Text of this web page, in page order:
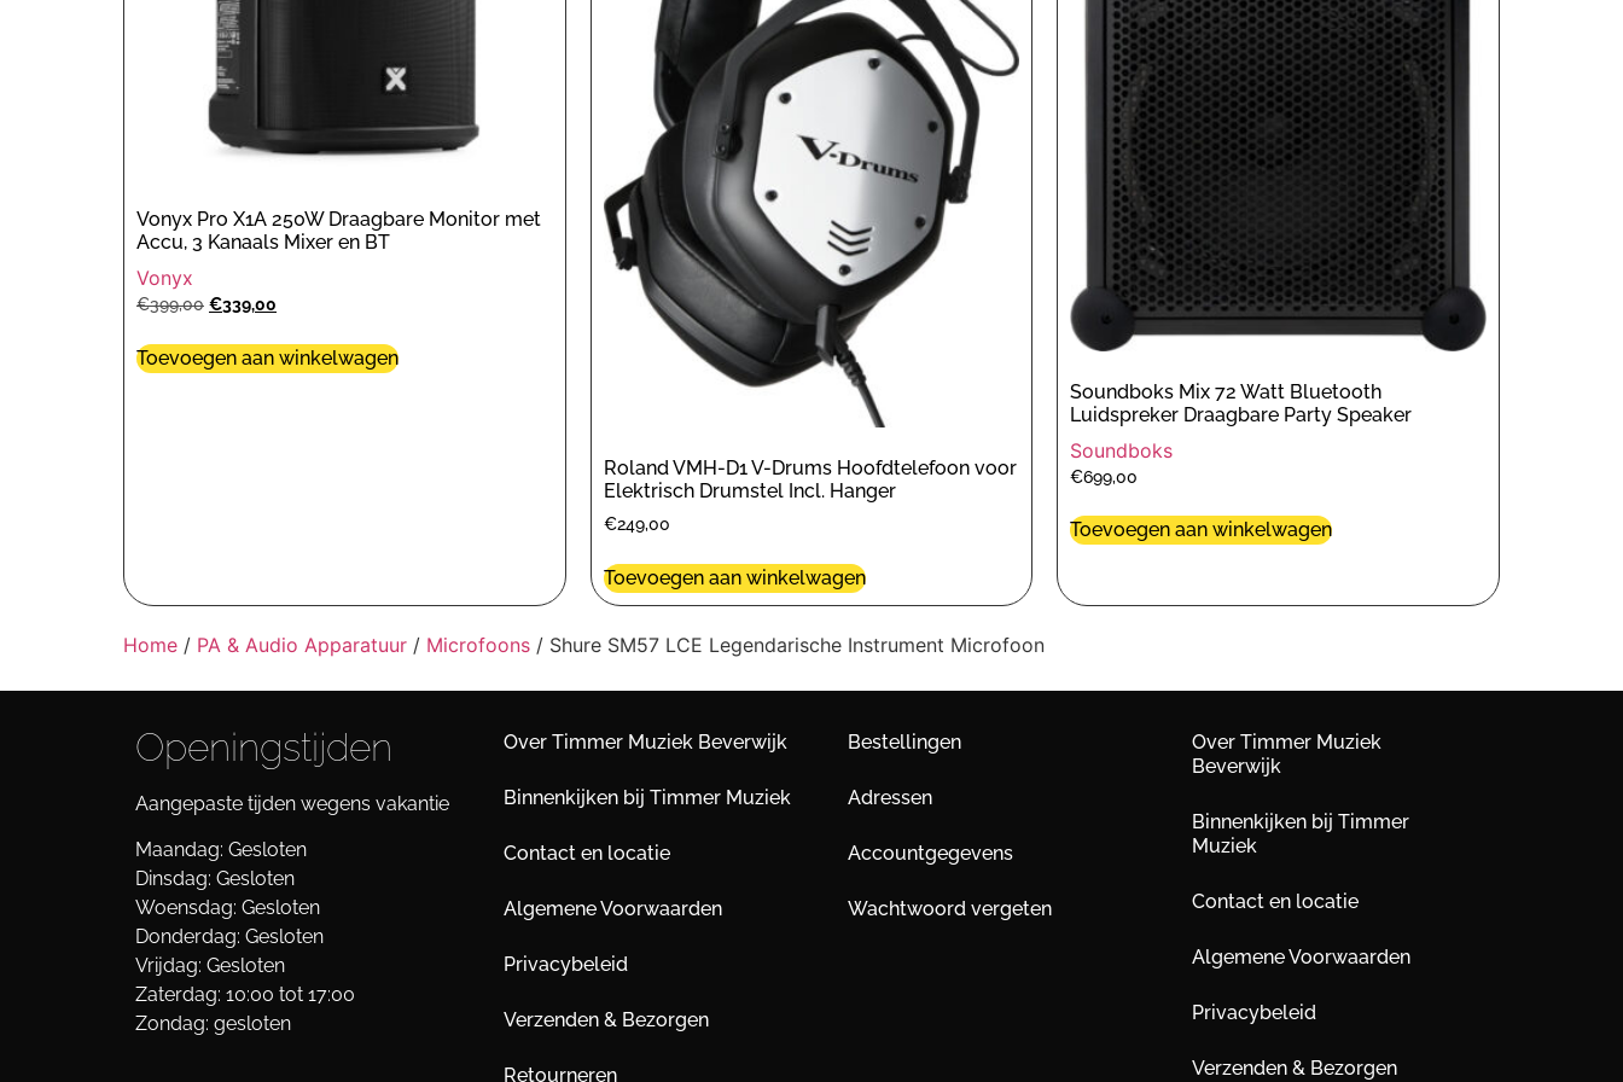
Vonyx Pro X1A 250W Draagbare Monitor met
Accu, 3 Kanaals Mixer en BT
Vonyx
€399,00 €339,00
Toevoegen aan winkelwagen
Roland VMH-D1 V-Drums Hoofdtelefoon voor
Elektrisch Drumstel Incl. Hanger
€249,00
Toevoegen aan winkelwagen
Soundboks Mix 72 Watt Bluetooth
Luidspreker Draagbare Party Speaker
Soundboks
€699,00
Toevoegen aan winkelwagen
Home / PA & Audio Apparatuur / Microfoons / Shure SM57 LCE Legendarische Instrument Microfoon
Openingstijden
Aangepaste tijden wegens vakantie
Maandag: Gesloten
Dinsdag: Gesloten
Woensdag: Gesloten
Donderdag: Gesloten
Vrijdag: Gesloten
Zaterdag: 10:00 tot 17:00
Zondag: gesloten
Over Timmer Muziek Beverwijk
Binnenkijken bij Timmer Muziek
Contact en locatie
Algemene Voorwaarden
Privacybeleid
Verzenden & Bezorgen
Retourneren
Bestellingen
Adressen
Accountgegevens
Wachtwoord vergeten
Over Timmer Muziek
Beverwijk
Binnenkijken bij Timmer
Muziek
Contact en locatie
Algemene Voorwaarden
Privacybeleid
Verzenden & Bezorgen